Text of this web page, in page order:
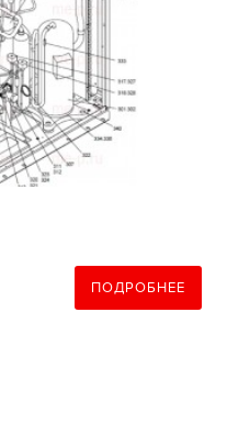
ПОДРОБНЕЕ